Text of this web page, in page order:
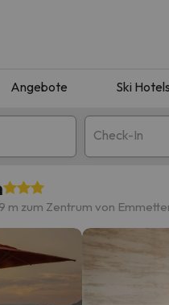
Angebote Ski Hotels
Check-In
m zum Zentrum von